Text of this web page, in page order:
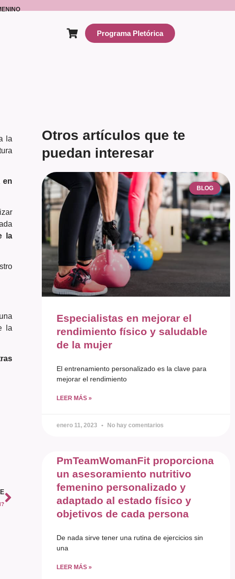
Programa Pletórica
la
en
la
la
Otros artículos que te
puedan interesar
BLOG
Especialistas en mejorar el
rendimiento físico y saludable
de la mujer
El entrenamiento personalizado es la clave para
mejorar el rendimiento
LEER MÁS »
enero 11, 2023 No hay comentarios
PmTeamWomanFit proporciona
un asesoramiento nutritivo
femenino personalizado y
adaptado al estado físico y
objetivos de cada persona
De nada sirve tener una rutina de ejercicios sin
una
LEER MÁS »